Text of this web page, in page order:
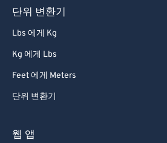
단위 변환기
Lbs 에게 Kg
Kg 에게 Lbs
Feet 에게 Meters
단위 변환기
웹 앱